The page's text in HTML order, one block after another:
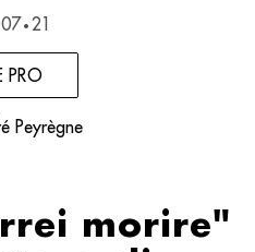
07 • 21
PRO
Peyrègne
morire"